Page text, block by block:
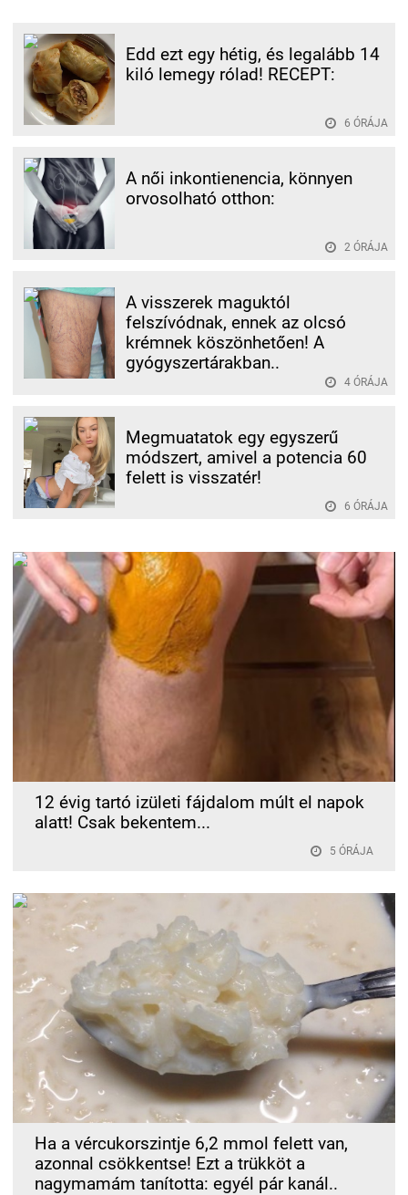
Edd ezt egy hétig, és legalább 14
kiló lemegy rólad! RECEPT:
6 ÓRÁJA
A női inkontienencia, könnyen
orvosolható otthon:
2 ÓRÁJA
A visszerek maguktól
felszívódnak, ennek az olcsó
krémnek köszönhetően! A
gyógyszertárakban..
4 ÓRÁJA
Megmuatatok egy egyszerű
módszert, amivel a potencia 60
felett is visszatér!
6 ÓRÁJA
12 évig tartó izületi fájdalom múlt el napok
alatt! Csak bekentem...
5 ÓRÁJA
Ha a vércukorszintje 6,2 mmol felett van,
azonnal csökkentse! Ezt a trükköt a
nagymamám tanította: egyél pár kanál..